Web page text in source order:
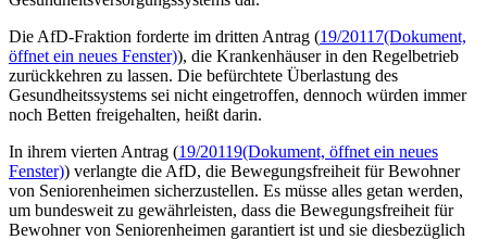
Die AfD-Fraktion forderte im dritten Antrag (19/20117(Dokument,
öffnet ein neues Fenster)), die Krankenhäuser in den Regelbetrieb
zurückkehren zu lassen. Die befürchtete Überlastung des
Gesundheitssystems sei nicht eingetroffen, dennoch würden immer
noch Betten freigehalten, heißt darin.
In ihrem vierten Antrag (19/20119(Dokument, öffnet ein neues
Fenster)) verlangte die AfD, die Bewegungsfreiheit für Bewohner
von Seniorenheimen sicherzustellen. Es müsse alles getan werden,
um bundesweit zu gewährleisten, dass die Bewegungsfreiheit für
Bewohner von Seniorenheimen garantiert ist und sie diesbezüglich